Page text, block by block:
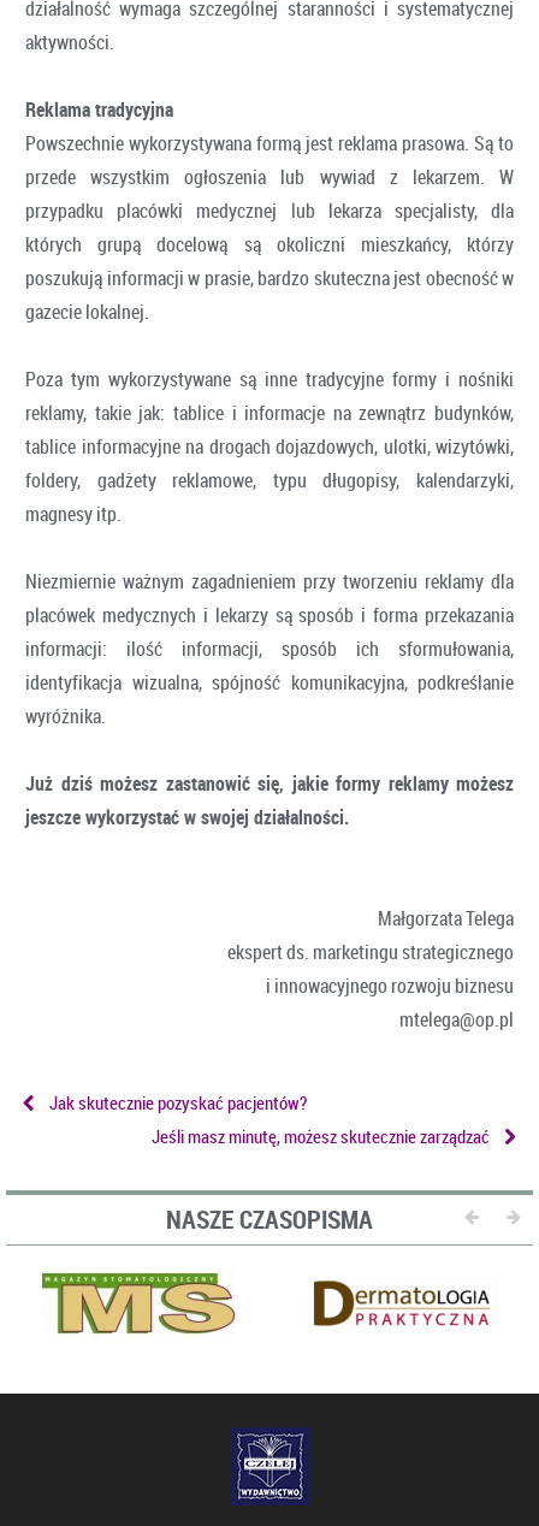
działalność wymaga szczególnej staranności i systematycznej
aktywności.
Reklama tradycyjna
Powszechnie wykorzystywana formą jest reklama prasowa. Są to
przede wszystkim ogłoszenia lub wywiad z lekarzem. W
przypadku placówki medycznej lub lekarza specjalisty, dla
których grupą docelową są okoliczni mieszkańcy, którzy
poszukują informacji w prasie, bardzo skuteczna jest obecność w
gazecie lokalnej.
Poza tym wykorzystywane są inne tradycyjne formy i nośniki
reklamy, takie jak: tablice i informacje na zewnątrz budynków,
tablice informacyjne na drogach dojazdowych, ulotki, wizytówki,
foldery, gadżety reklamowe, typu długopisy, kalendarzyki,
magnesy itp.
Niezmiernie ważnym zagadnieniem przy tworzeniu reklamy dla
placówek medycznych i lekarzy są sposób i forma przekazania
informacji: ilość informacji, sposób ich sformułowania,
identyfikacja wizualna, spójność komunikacyjna, podkreślanie
wyróżnika.
Już dziś możesz zastanowić się, jakie formy reklamy możesz
jeszcze wykorzystać w swojej działalności.
Małgorzata Telega
ekspert ds. marketingu strategicznego
i innowacyjnego rozwoju biznesu
mtelega@op.pl
Jak skutecznie pozyskać pacjentów?
Jeśli masz minutę, możesz skutecznie zarządzać
NASZE CZASOPISMA